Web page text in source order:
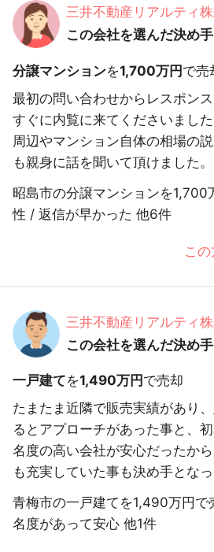
三井不動産リアルティ
この会社を選んだ決め手
分譲マンションを1,700万円で売
最初の問い合わせからレスポンス
すぐに内覧に来てくださいました
周辺やマンション自体の相場の
も親身に話を聞いて頂けました。
昭島市の分譲マンションを
性 / 返信が早かった 他6件
こ
三井不動産リアルティ
この会社を選んだ決め手
一戸建てを1,490万円 で売却
たまたま近隣で販売実績があり
るとアプローチがあった事と、
名度の高い会社が安心だったか
も充実していた事も決め手となっ
青梅市の一戸建てを1,490万円
名度があって安心 他1件